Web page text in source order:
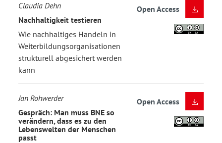
Claudia Dehn
Nachhaltigkeit testieren
Wie nachhaltiges Handeln in
Weiterbildungsorganisationen
strukturell abgesichert werden
kann
Open Access
Jan Rohwerder
Gespräch: Man muss BNE so
verändern, dass es zu den
Lebenswelten der Menschen
passt
Open Access